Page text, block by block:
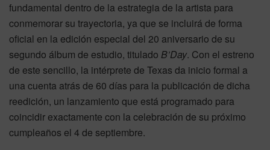
fundamental dentro de la estrategia de la artista para
conmemorar su trayectoria, ya que se incluirá de forma
oficial en la edición especial del 20 aniversario de su
segundo álbum de estudio, titulado B’Day. Con el estreno
de este sencillo, la intérprete de Texas da inicio formal a
una cuenta atrás de 60 días para la publicación de dicha
reedición, un lanzamiento que está programado para
coincidir exactamente con la celebración de su próximo
cumpleaños el 4 de septiembre.